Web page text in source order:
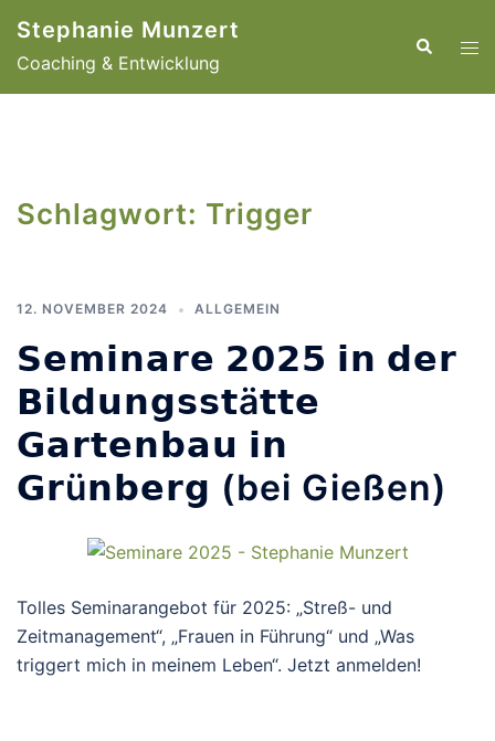
Inhalt
springen
Stephanie Munzert
Coaching & Entwicklung
Suche
Schlagwort: Trigger
12. NOVEMBER 2024 ALLGEMEIN
𝗦𝗲𝗺𝗶𝗻𝗮𝗿𝗲 𝟮𝟬𝟮𝟱 𝗶𝗻 𝗱𝗲𝗿
𝗕𝗶𝗹𝗱𝘂𝗻𝗴𝘀𝘀𝘁ä𝘁𝘁𝗲
𝗚𝗮𝗿𝘁𝗲𝗻𝗯𝗮𝘂 𝗶𝗻
𝗚𝗿ü𝗻𝗯𝗲𝗿𝗴 (bei Gießen)
Tolles Seminarangebot für 2025: „Streß- und
Zeitmanagement“, „Frauen in Führung“ und „Was
triggert mich in meinem Leben“. Jetzt anmelden!